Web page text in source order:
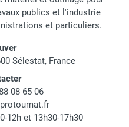
publics et l'industrie
et particuliers.
Sélestat, France
08 65 06
12h et 13h30-17h30